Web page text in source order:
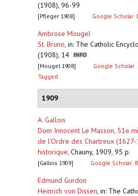
(1908), 96-99
[Pfleger 1908] Google Scholar
Ambrose Mougel
St. Bruno, in: The Catholic
(1908), 14
[Mougel 1908] Google Scholar
Tagged
1909
A. Gallois
Dom Innocent Le Masson, 51e
de l’Ordre des Chartreux
historique, Chauny, 1909, 95 p.
[Gallois 1909] Google Scholar
Edmund Gurdon
Heinrich von Dissen, in: The